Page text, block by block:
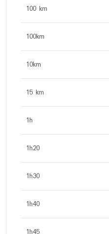
100 km
100km
10km
15 km
1h
1h20
1h30
1h40